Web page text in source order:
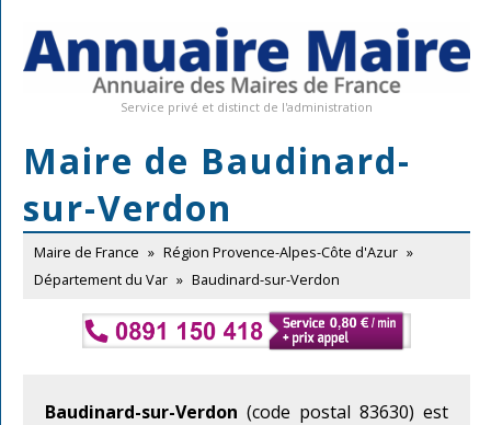
Service privé et distinct de l'administration
Maire de Baudinard-
sur-Verdon
Maire de France » Région Provence-Alpes-Côte d'Azur »
Département du Var » Baudinard-sur-Verdon
Baudinard-sur-Verdon (code postal 83630) est